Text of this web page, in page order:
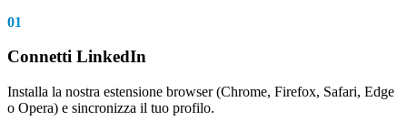
01
Connetti LinkedIn
Installa la nostra estensione browser (Chrome, Firefox, Safari, Edge
o Opera) e sincronizza il tuo profilo.